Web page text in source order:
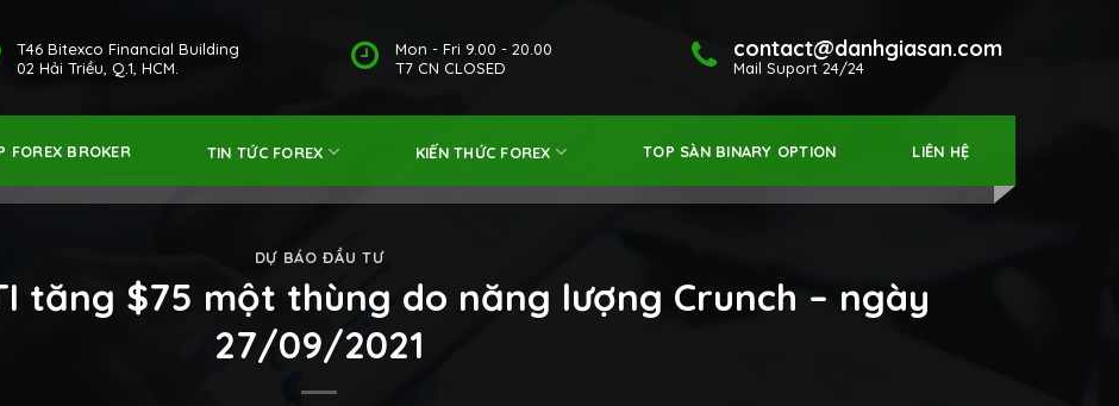
contact@danhgiasan.com
Mail Suport 24/24
Mon - Fri 9.00 - 20.00
T7 CN CLOSED
T46 Bitexco Financial Building
02 Hải Triều, Q.1, HCM.
FOREX BROKER TIN TỨC FOREX KIẾN THỨC FOREX TOP SÀN BINARY OPTION LIÊN HỆ
DỰ BÁO ĐẦU TƯ
tăng $75 một thùng do năng lượng Crunch – ngày
27/09/2021